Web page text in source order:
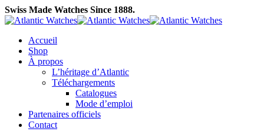
Swiss Made Watches Since 1888.
Accueil
Shop
À propos
L’héritage d’Atlantic
Téléchargements
Catalogues
Mode d’emploi
Partenaires officiels
Contact